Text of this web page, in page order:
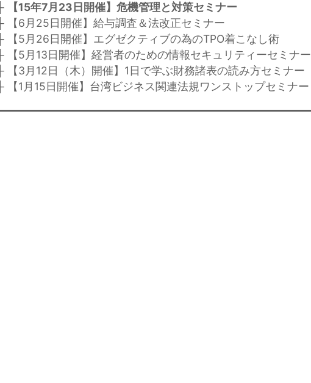
├
【15年7月23日開催】危機管理と対策セミナー
├ 【6月25日開催】給与調査＆法改正セミナー
├ 【5月26日開催】エグゼクティブの為のTPO着こなし術
├ 【5月13日開催】経営者のための情報セキュリティーセミナー
├ 【3月12日（木）開催】1日で学ぶ財務諸表の読み方セミナー
├ 【1月15日開催】台湾ビジネス関連法規ワンストップセミナー